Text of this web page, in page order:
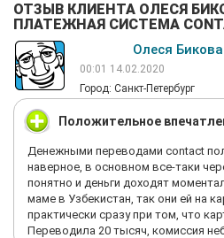
ОТЗЫВ КЛИЕНТА ОЛЕСЯ
ПЛАТЕЖНАЯ СИСТЕМА
Олеся Бикова
00:01 14.02.2020
Город: Санкт-Петербург
Положительное
Денежными переводами contact
наверное, в основном все-таки
понятно и деньги доходят
маме в Узбекистан, так они ей на
практически сразу при том, что
Переводила 20 тысяч, комиссия